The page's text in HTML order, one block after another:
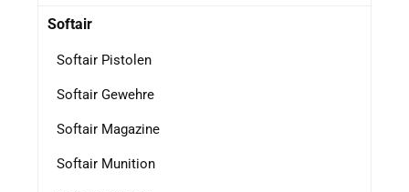
Softair
Softair Pistolen
Softair Gewehre
Softair Magazine
Softair Munition